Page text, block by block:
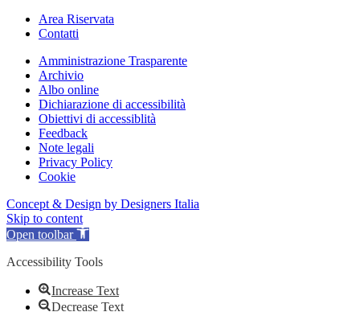
Area Riservata
Contatti
Amministrazione Trasparente
Archivio
Albo online
Dichiarazione di accessibilità
Obiettivi di accessiblità
Feedback
Note legali
Privacy Policy
Cookie
Concept & Design by Designers Italia
Skip to content
Open toolbar
Accessibility Tools
Increase Text
Decrease Text